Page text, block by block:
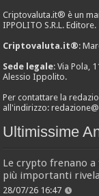
Criptovaluta.it® è un
IPPOLITO S.R.L. Editore.
Criptovaluta.it®:
Sede legale: Via Pola,
Alessio Ippolito.
Per contattare la
all'indirizzo:
Ultimissime
Le crypto frenano
più importanti
28/07/26 16:47